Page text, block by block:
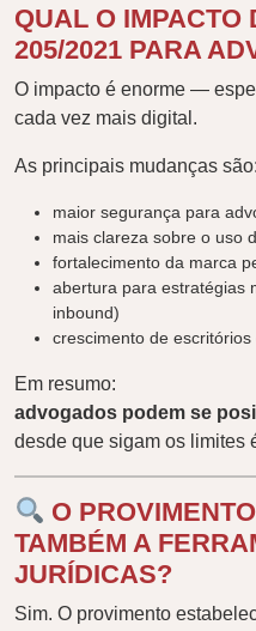
QUAL O IMPACTO
205/2021 PARA
O impacto é enorme —
cada vez mais digital.
As principais mudanças são:
maior segurança para
mais clareza sobre o uso
fortalecimento da marca
abertura para estratégias
inbound)
crescimento de
Em resumo:
advogados podem se
desde que sigam os limites
O
TAMBÉM A
JURÍDICAS?
Sim. O provimento